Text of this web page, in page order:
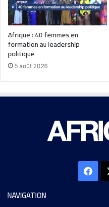
Afrique : 40 femmes en
formation au leadership
politique
5 août 2026
NAVIGATION